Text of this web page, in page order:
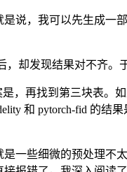
说，我可以先生成
却发现结果对不齐。
，再找到第三块表
和 pytorch-fid 的结
一些细微的预处理不